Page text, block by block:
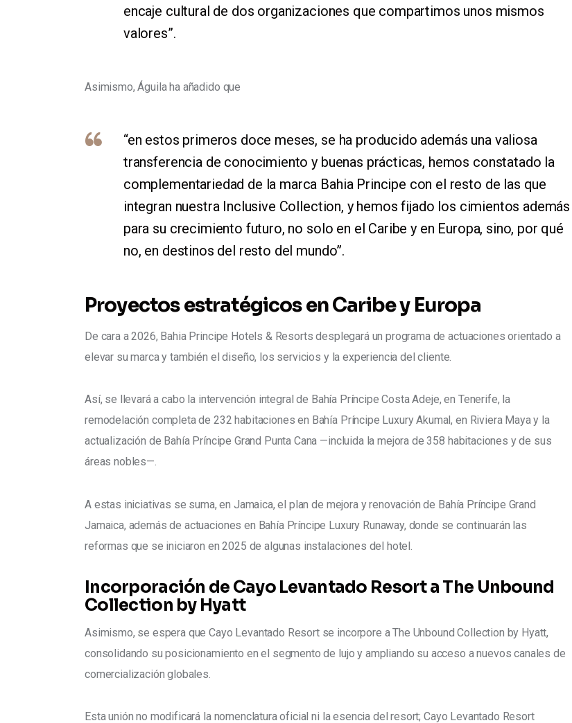
encaje cultural de dos organizaciones que compartimos unos mismos
valores”.
Asimismo, Águila ha añadido que
“en estos primeros doce meses, se ha producido además una valiosa
transferencia de conocimiento y buenas prácticas, hemos constatado la
complementariedad de la marca Bahia Principe con el resto de las que
integran nuestra Inclusive Collection, y hemos fijado los cimientos además
para su crecimiento futuro, no solo en el Caribe y en Europa, sino, por qué
no, en destinos del resto del mundo”.
Proyectos estratégicos en Caribe y Europa
De cara a 2026, Bahia Principe Hotels & Resorts desplegará un programa de actuaciones orientado a
elevar su marca y también el diseño, los servicios y la experiencia del cliente.
Así, se llevará a cabo la intervención integral de Bahía Príncipe Costa Adeje, en Tenerife, la
remodelación completa de 232 habitaciones en Bahía Príncipe Luxury Akumal, en Riviera Maya y la
actualización de Bahía Príncipe Grand Punta Cana —incluida la mejora de 358 habitaciones y de sus
áreas nobles—.
A estas iniciativas se suma, en Jamaica, el plan de mejora y renovación de Bahía Príncipe Grand
Jamaica, además de actuaciones en Bahía Príncipe Luxury Runaway, donde se continuarán las
reformas que se iniciaron en 2025 de algunas instalaciones del hotel.
Incorporación de Cayo Levantado Resort a The Unbound
Collection by Hyatt
Asimismo, se espera que Cayo Levantado Resort se incorpore a The Unbound Collection by Hyatt,
consolidando su posicionamiento en el segmento de lujo y ampliando su acceso a nuevos canales de
comercialización globales.
Esta unión no modificará la nomenclatura oficial ni la esencia del resort; Cayo Levantado Resort